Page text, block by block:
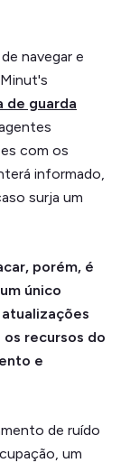
navegar e
de guarda
com os
informado,
surja um
porém, é
único
recursos do
e
de ruído
um